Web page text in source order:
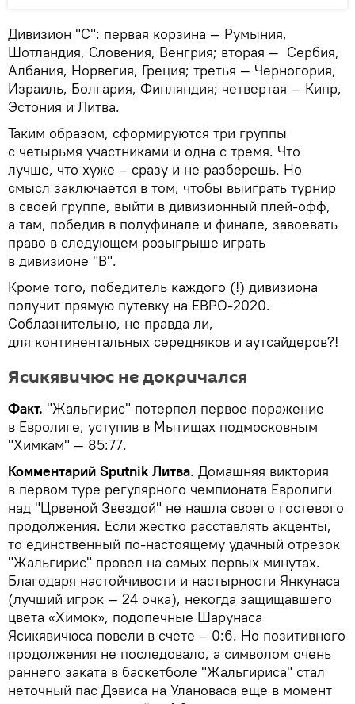
Дивизион "С": первая корзина — Румыния,
Шотландия, Словения, Венгрия; вторая — Сербия,
Албания, Норвегия, Греция; третья — Черногория,
Израиль, Болгария, Финляндия; четвертая — Кипр,
Эстония и Литва.
Таким образом, сформируются три группы
с четырьмя участниками и одна с тремя. Что
лучше, что хуже – сразу и не разберешь. Но
смысл заключается в том, чтобы выиграть турнир
в своей группе, выйти в дивизионный плей-офф,
а там, победив в полуфинале и финале, завоевать
право в следующем розыгрыше играть
в дивизионе "В".
Кроме того, победитель каждого (!) дивизиона
получит прямую путевку на ЕВРО-2020.
Соблазнительно, не правда ли,
для континентальных середняков и аутсайдеров?!
Ясикявичюс не докричался
Факт. "Жальгирис" потерпел первое поражение
в Евролиге, уступив в Мытищах подмосковным
"Химкам" — 85:77.
Комментарий Sputnik Литва. Домашняя виктория
в первом туре регулярного чемпионата Евролиги
над "Црвеной Звездой" не нашла своего гостевого
продолжения. Если жестко расставлять акценты,
то единственный по-настоящему удачный отрезок
"Жальгирис" провел на самых первых минутах.
Благодаря настойчивости и настырности Янкунаса
(лучший игрок — 24 очка), некогда защищавшего
цвета «Химок», подопечные Шарунаса
Ясикявичюса повели в счете – 0:6. Но позитивного
продолжения не последовало, а символом очень
раннего заката в баскетболе "Жальгириса" стал
неточный пас Дэвиса на Улановаса еще в момент